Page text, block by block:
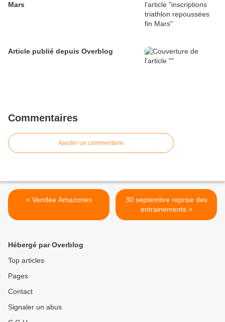
Mars
Article publié depuis Overblog
Commentaires
Ajouter un commentaire
< Vendée Amazones
30 septembre reprise des
entrainements >
Hébergé par Overblog
Top articles
Pages
Contact
Signaler un abus